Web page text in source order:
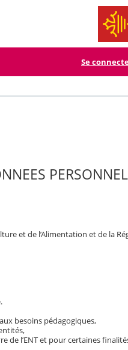
Se
et de l’Alimentation et de la
besoins pédagogiques,
l’ENT et pour certaines